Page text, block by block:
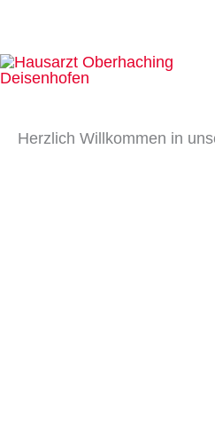
Herzlich Willkommen in